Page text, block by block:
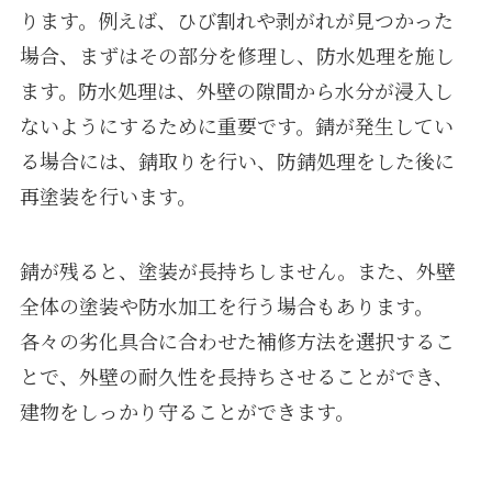
ります。例えば、ひび割れや剥がれが見つかった
場合、まずはその部分を修理し、防水処理を施し
ます。防水処理は、外壁の隙間から水分が浸入し
ないようにするために重要です。錆が発生してい
る場合には、錆取りを行い、防錆処理をした後に
再塗装を行います。
錆が残ると、塗装が長持ちしません。また、外壁
全体の塗装や防水加工を行う場合もあります。
各々の劣化具合に合わせた補修方法を選択するこ
とで、外壁の耐久性を長持ちさせることができ、
建物をしっかり守ることができます。